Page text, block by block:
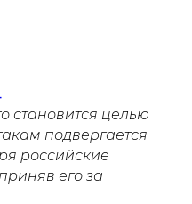
становится целью
подвергается
российские
его за